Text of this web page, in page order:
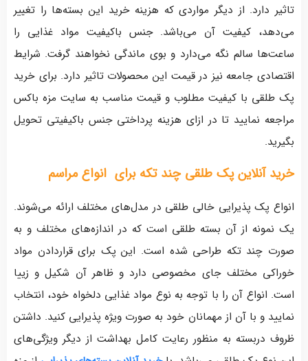
تاثیر دارد. از دیگر مواردی که هزینه خرید این بسته‌ها را تغییر
می‌دهد، کیفیت آن می‌باشد. جنس باکیفیت مواد غذایی را
ساعت‌ها سالم نگه می‌دارد و بوی ماندگی نخواهند گرفت. شرایط
اقتصادی جامعه نیز در قیمت این محصولات تاثیر دارد. برای خرید
پک طلقی با کیفیت مطلوب و قیمت مناسب به سایت مزه باکس
مراجعه نمایید تا در ازای هزینه پرداختی جنس باکیفیتی تحویل
بگیرید.
خرید آنلاین پک طلقی چند تکه برای انواع مراسم
انواع پک‌ پذیرایی خالی طلقی در مدل‌های مختلف ارائه می‌‌شوند.
یک نمونه از آن بسته طلقی است که در اندازه‌های مختلف و به
صورت چند تکه طراحی شده است. این پک‌ برای قراردادن مواد
خوراکی مختلف جای مخصوصی دارد و ظاهر آن شکیل و زییا
است. انواع آن را با توجه به نوع مواد غذایی دلخواه خود، انتخاب
نمایید و با آن از مهمانان خود به صورت ویژه پذیرایی کنید. داشتن
ظروف دربسته به منظور رعایت کامل بهداشت از دیگر ویژگی‌های